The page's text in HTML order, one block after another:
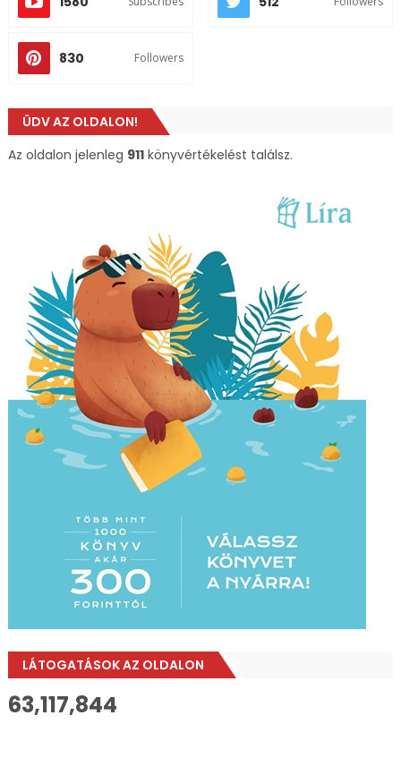
830 Followers
ÜDV AZ OLDALON!
Az oldalon jelenleg 911könyvértékelést találsz.
LÁTOGATÁSOK AZ OLDALON
63,117,844